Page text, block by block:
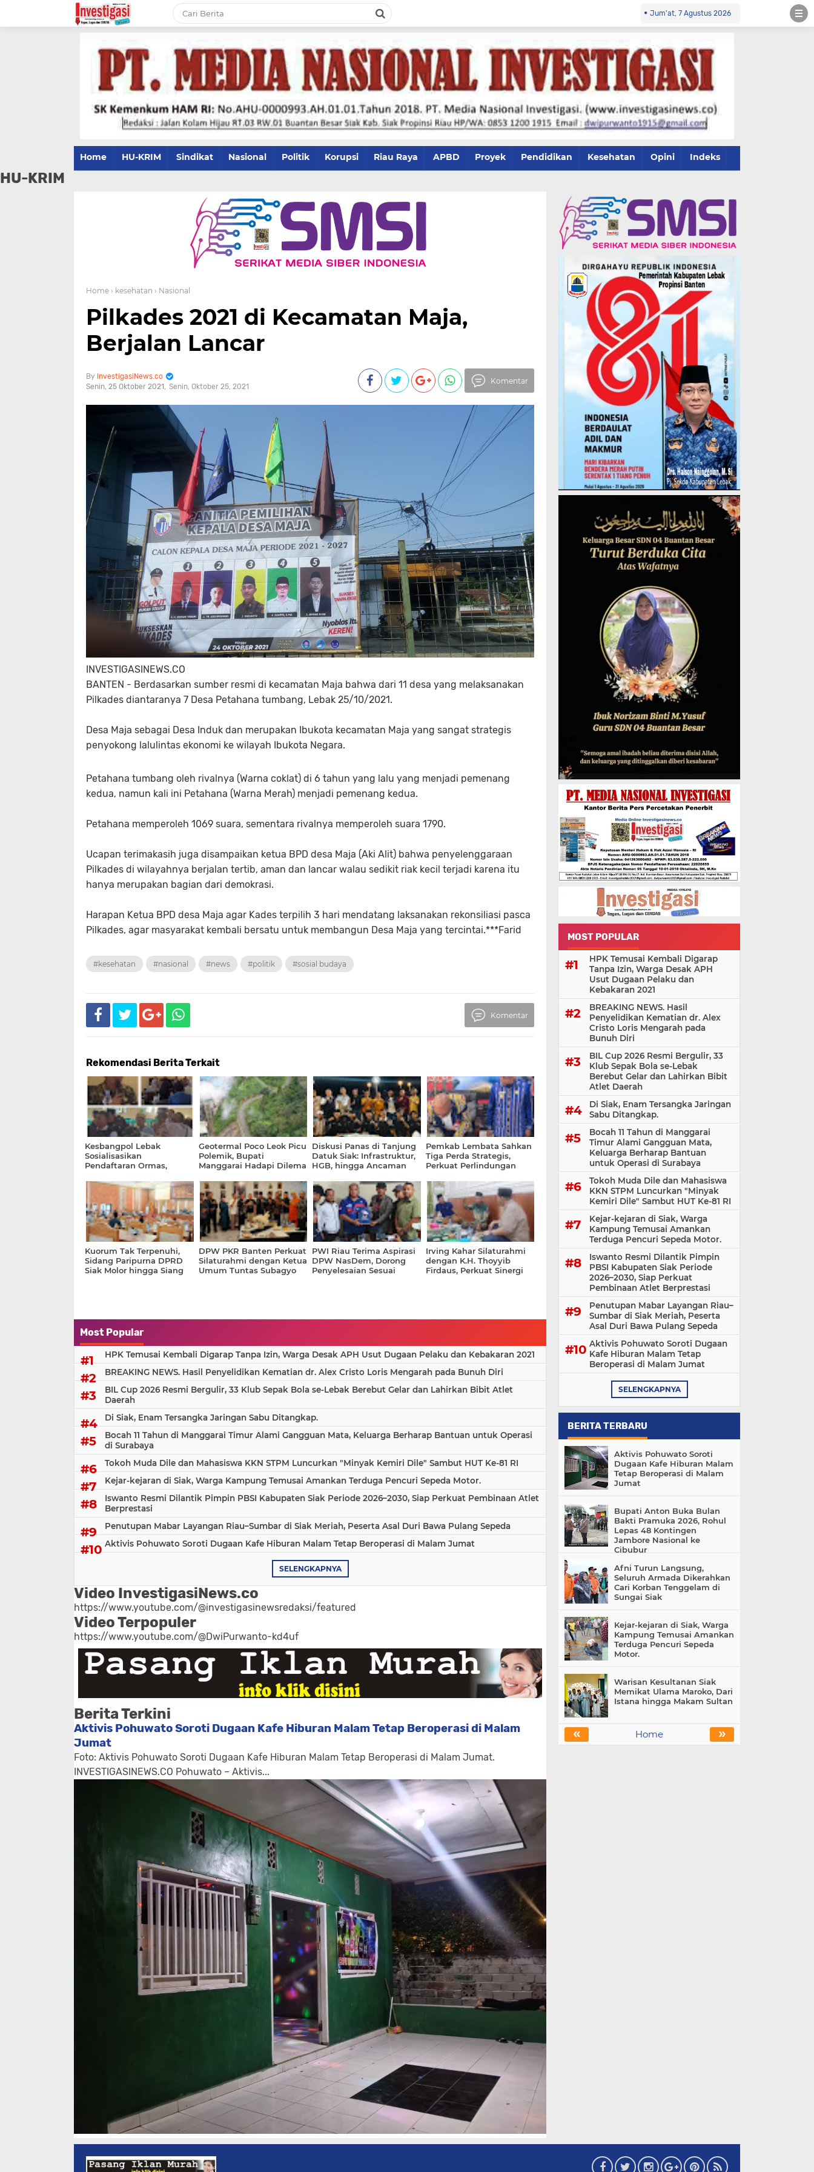
Jum'at, 7 Agustus 2026
Home HU-KRIM Sindikat Nasional Politik Korupsi Riau Raya APBD Proyek Pendidikan Kesehatan Opini Indeks
HU-KRIM
Home › kesehatan › Nasional
Pilkades 2021 di Kecamatan Maja,
Berjalan Lancar
InvestigasiNews.co
Senin, 25 Oktober 2021
Senin, Oktober 25, 2021
Komentar
INVESTIGASINEWS.CO
BANTEN - Berdasarkan sumber resmi di kecamatan Maja bahwa dari 11 desa yang melaksanakan
Pilkades diantaranya 7 Desa Petahana tumbang, Lebak 25/10/2021.
Desa Maja sebagai Desa Induk dan merupakan Ibukota kecamatan Maja yang sangat strategis
penyokong lalulintas ekonomi ke wilayah Ibukota Negara.
Petahana tumbang oleh rivalnya (Warna coklat) di 6 tahun yang lalu yang menjadi pemenang
kedua, namun kali ini Petahana (Warna Merah) menjadi pemenang kedua.
Petahana memperoleh 1069 suara, sementara rivalnya memperoleh suara 1790.
Ucapan terimakasih juga disampaikan ketua BPD desa Maja (Aki Alit) bahwa penyelenggaraan
Pilkades di wilayahnya berjalan tertib, aman dan lancar walau sedikit riak kecil terjadi karena itu
hanya merupakan bagian dari demokrasi.
Harapan Ketua BPD desa Maja agar Kades terpilih 3 hari mendatang laksanakan rekonsiliasi pasca
Pilkades, agar masyarakat kembali bersatu untuk membangun Desa Maja yang tercintai.***Farid
#kesehatan #nasional #news #politik #sosial budaya
Komentar
Rekomendasi Berita Terkait
Kesbangpol Lebak
Sosialisasikan
Pendaftaran Ormas,
pada Pancasila dan
Geotermal Poco Leok Picu
Polemik, Bupati
Manggarai Hadapi Dilema
Diskusi Panas di Tanjung
Datuk Siak: Infrastruktur,
HGB, hingga Ancaman
Sorotan
Pemkab Lembata Sahkan
Tiga Perda Strategis,
Perkuat Perlindungan
Birokrasi
Kuorum Tak Terpenuhi,
Sidang Paripurna DPRD
Siak Molor hingga Siang
DPW PKR Banten Perkuat
Silaturahmi dengan Ketua
Umum Tuntas Subagyo
PWI Riau Terima Aspirasi
DPW NasDem, Dorong
Penyelesaian Sesuai
Irving Kahar Silaturahmi
dengan K.H. Thoyyib
Firdaus, Perkuat Sinergi
Most Popular
HPK Temusai Kembali Digarap Tanpa Izin, Warga Desak APH Usut Dugaan Pelaku dan Kebakaran 2021
BREAKING NEWS. Hasil Penyelidikan Kematian dr. Alex Cristo Loris Mengarah pada Bunuh Diri
BIL Cup 2026 Resmi Bergulir, 33 Klub Sepak Bola se-Lebak Berebut Gelar dan Lahirkan Bibit Atlet
Daerah
Di Siak, Enam Tersangka Jaringan Sabu Ditangkap.
Bocah 11 Tahun di Manggarai Timur Alami Gangguan Mata, Keluarga Berharap Bantuan untuk Operasi
di Surabaya
Tokoh Muda Dile dan Mahasiswa KKN STPM Luncurkan "Minyak Kemiri Dile" Sambut HUT Ke-81 RI
Kejar-kejaran di Siak, Warga Kampung Temusai Amankan Terduga Pencuri Sepeda Motor.
Iswanto Resmi Dilantik Pimpin PBSI Kabupaten Siak Periode 2026–2030, Siap Perkuat Pembinaan Atlet
Berprestasi
Penutupan Mabar Layangan Riau–Sumbar di Siak Meriah, Peserta Asal Duri Bawa Pulang Sepeda
Aktivis Pohuwato Soroti Dugaan Kafe Hiburan Malam Tetap Beroperasi di Malam Jumat
SELENGKAPNYA
Video InvestigasiNews.co
https://www.youtube.com/@investigasinewsredaksi/featured
Video Terpopuler
https://www.youtube.com/@DwiPurwanto-kd4uf
Berita Terkini
Aktivis Pohuwato Soroti Dugaan Kafe Hiburan Malam Tetap Beroperasi di Malam
Jumat
Foto: Aktivis Pohuwato Soroti Dugaan Kafe Hiburan Malam Tetap Beroperasi di Malam Jumat.
INVESTIGASINEWS.CO Pohuwato – Aktivis...
MOST POPULAR
HPK Temusai Kembali Digarap
Tanpa Izin, Warga Desak APH
Usut Dugaan Pelaku dan
Kebakaran 2021
BREAKING NEWS. Hasil
Penyelidikan Kematian dr. Alex
Cristo Loris Mengarah pada
Bunuh Diri
BIL Cup 2026 Resmi Bergulir, 33
Klub Sepak Bola se-Lebak
Berebut Gelar dan Lahirkan Bibit
Atlet Daerah
Di Siak, Enam Tersangka Jaringan
Sabu Ditangkap.
Bocah 11 Tahun di Manggarai
Timur Alami Gangguan Mata,
Keluarga Berharap Bantuan
untuk Operasi di Surabaya
Tokoh Muda Dile dan Mahasiswa
KKN STPM Luncurkan "Minyak
Kemiri Dile" Sambut HUT Ke-81 RI
Kejar-kejaran di Siak, Warga
Kampung Temusai Amankan
Terduga Pencuri Sepeda Motor.
Iswanto Resmi Dilantik Pimpin
PBSI Kabupaten Siak Periode
2026–2030, Siap Perkuat
Pembinaan Atlet Berprestasi
Penutupan Mabar Layangan Riau–
Sumbar di Siak Meriah, Peserta
Asal Duri Bawa Pulang Sepeda
Aktivis Pohuwato Soroti Dugaan
Kafe Hiburan Malam Tetap
Beroperasi di Malam Jumat
SELENGKAPNYA
BERITA TERBARU
Aktivis Pohuwato Soroti
Dugaan Kafe Hiburan Malam
Tetap Beroperasi di Malam
Jumat
Bupati Anton Buka Bulan
Bakti Pramuka 2026, Rohul
Lepas 48 Kontingen
Jambore Nasional ke
Cibubur
Afni Turun Langsung,
Seluruh Armada Dikerahkan
Cari Korban Tenggelam di
Sungai Siak
Kejar-kejaran di Siak, Warga
Kampung Temusai Amankan
Terduga Pencuri Sepeda
Motor.
Warisan Kesultanan Siak
Memikat Ulama Maroko, Dari
Istana hingga Makam Sultan
« »
Home